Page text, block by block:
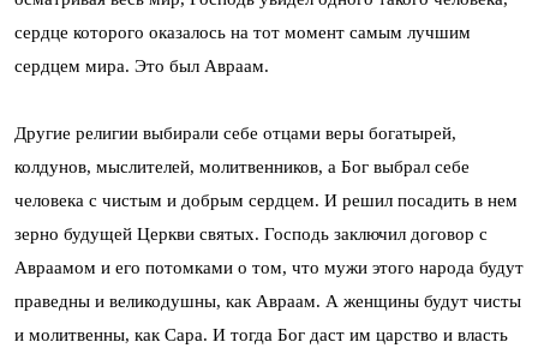
сердце которого оказалось на тот момент самым лучшим
сердцем мира. Это был Авраам.
Другие религии выбирали себе отцами веры богатырей,
колдунов, мыслителей, молитвенников, а Бог выбрал себе
человека с чистым и добрым сердцем. И решил посадить в нем
зерно будущей Церкви святых. Господь заключил договор с
Авраамом и его потомками о том, что мужи этого народа будут
праведны и великодушны, как Авраам. А женщины будут чисты
и молитвенны, как Сара. И тогда Бог даст им царство и власть